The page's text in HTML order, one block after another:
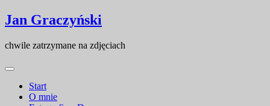
Skip
to
Skip
to
Jan Graczyński
chwile zatrzymane na zdjęciach
Start
O mnie